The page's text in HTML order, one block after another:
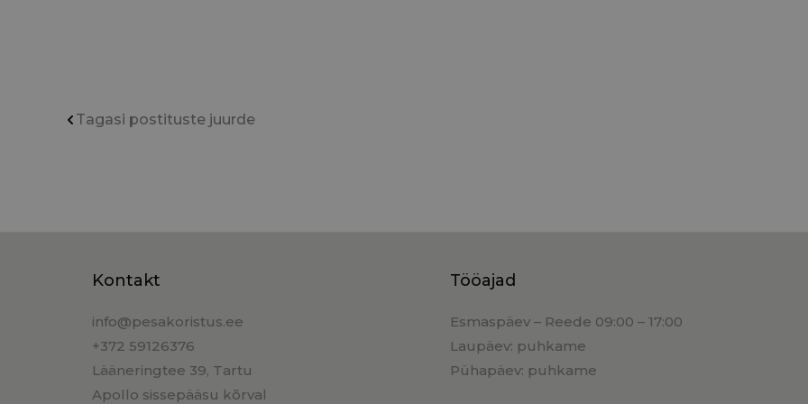
Tagasi postituste juurde
Kontakt
info@pesakoristus.ee
+372 59126376
Lääneringtee 39, Tartu
Apollo sissepääsu kõrval
Tööajad
Esmaspäev – Reede 09:00 – 17:00
Laupäev: puhkame
Pühapäev: puhkame